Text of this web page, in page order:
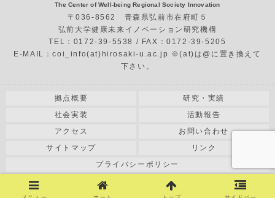
The Center of Well-being Regional Society Innovation
〒036-8562 青森県弘前市在府町５
弘前大学健康未来イノベーション研究機構
TEL：0172-39-5538 / FAX：0172-39-5205
E-MAIL：coi_info(at)hirosaki-u.ac.jp ※(at)は@に置き換えて
下さい。
拠点概要
研究・実績
社会実装
活動報告
アクセス
お問い合わせ
サイトマップ
リンク
プライバシーポリシー
COPYRIGHT© 2018 HIROSAKI UNIVERSITY All RIGHT RESERVED.